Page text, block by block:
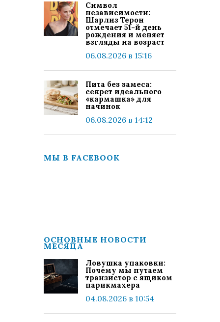
Символ
независимости:
Шарлиз Терон
отмечает 51-й день
рождения и меняет
взгляды на возраст
06.08.2026 в 15:16
Пита без замеса:
секрет идеального
«кармашка» для
начинок
06.08.2026 в 14:12
МЫ В FACEBOOK
ОСНОВНЫЕ НОВОСТИ
МЕСЯЦА
Ловушка упаковки:
Почему мы путаем
транзистор с ящиком
парикмахера
04.08.2026 в 10:54